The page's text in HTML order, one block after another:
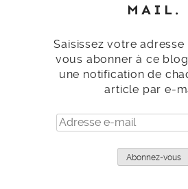
MAIL.
Saisissez votre
vous abonner à ce
une notification de
article par e-
Adresse
e-
Abonnez-vous